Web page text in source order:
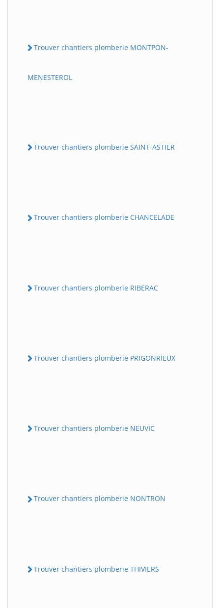
Trouver chantiers plomberie MONTPON-
MENESTEROL
Trouver chantiers plomberie SAINT-ASTIER
Trouver chantiers plomberie CHANCELADE
Trouver chantiers plomberie RIBERAC
Trouver chantiers plomberie PRIGONRIEUX
Trouver chantiers plomberie NEUVIC
Trouver chantiers plomberie NONTRON
Trouver chantiers plomberie THIVIERS